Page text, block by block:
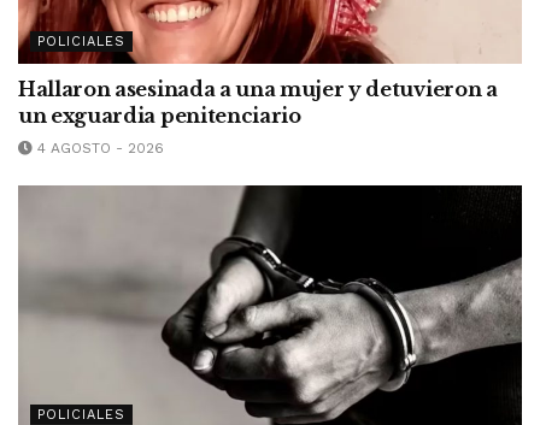
POLICIALES
Hallaron asesinada a una mujer y detuvieron a
un exguardia penitenciario
4 AGOSTO - 2026
POLICIALES